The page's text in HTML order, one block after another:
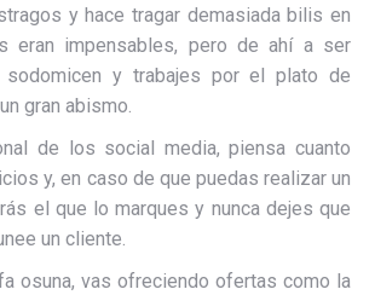
y hace tragar demasiada bilis en
eran impensables, pero de ahí a ser
y trabajes por el plato de
gran abismo.
de los social media, piensa cuanto
y, en caso de que puedas realizar un
el que lo marques y nunca dejes que
un cliente.
osuna, vas ofreciendo ofertas como la